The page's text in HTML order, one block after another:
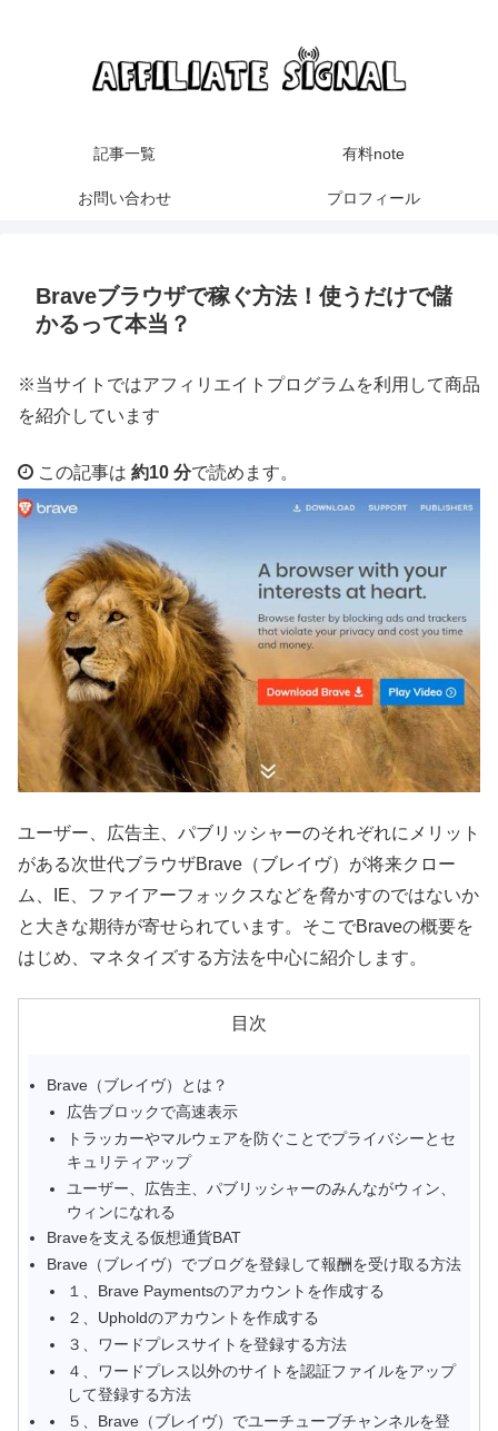
記事一覧 有料note
お問い合わせ プロフィール
Braveブラウザで稼ぐ方法！使うだけで儲
かるって本当？
※当サイトではアフィリエイトプログラムを利用して商品
を紹介しています
この記事は 約10 分で読めます。
ユーザー、広告主、パブリッシャーのそれぞれにメリット
がある次世代ブラウザBrave（ブレイヴ）が将来クロー
ム、IE、ファイアーフォックスなどを脅かすのではないか
と大きな期待が寄せられています。そこでBraveの概要を
はじめ、マネタイズする方法を中心に紹介します。
目次
Brave（ブレイヴ）とは？
広告ブロックで高速表示
トラッカーやマルウェアを防ぐことでプライバシーとセ
キュリティアップ
ユーザー、広告主、パブリッシャーのみんながウィン、
ウィンになれる
Braveを支える仮想通貨BAT
Brave（ブレイヴ）でブログを登録して報酬を受け取る方法
１、Brave Paymentsのアカウントを作成する
２、Upholdのアカウントを作成する
３、ワードプレスサイトを登録する方法
４、ワードプレス以外のサイトを認証ファイルをアップ
して登録する方法
５、Brave（ブレイヴ）でユーチューブチャンネルを登